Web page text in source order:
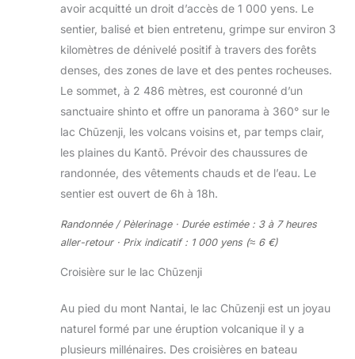
avoir acquitté un droit d’accès de 1 000 yens. Le
sentier, balisé et bien entretenu, grimpe sur environ 3
kilomètres de dénivelé positif à travers des forêts
denses, des zones de lave et des pentes rocheuses.
Le sommet, à 2 486 mètres, est couronné d’un
sanctuaire shinto et offre un panorama à 360° sur le
lac Chūzenji, les volcans voisins et, par temps clair,
les plaines du Kantō. Prévoir des chaussures de
randonnée, des vêtements chauds et de l’eau. Le
sentier est ouvert de 6h à 18h.
Randonnée / Pèlerinage · Durée estimée : 3 à 7 heures
aller-retour · Prix indicatif : 1 000 yens (≈ 6 €)
Croisière sur le lac Chūzenji
Au pied du mont Nantai, le lac Chūzenji est un joyau
naturel formé par une éruption volcanique il y a
plusieurs millénaires. Des croisières en bateau